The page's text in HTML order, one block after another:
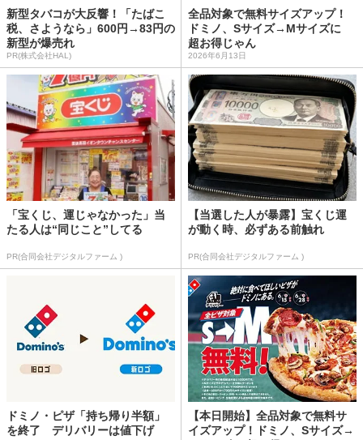
新型タバコが大反響！「たばこ
税、さようなら」600円→83円の
新型が爆売れ
PR(株式会社HAL)
全品対象で無料サイズアップ！
ドミノ、Sサイズ→Mサイズに
超お得じゃん
2026年6月13日
「宝くじ、運じゃなかった」当
たる人は“同じこと”してる
PR(合同会社デジタルファーム )
【当選した人が暴露】宝くじ運
が動く時、必ずある前触れ
PR(合同会社デジタルファーム )
ドミノ・ピザ「持ち帰り半額」
を終了 デリバリーは値下げ
【本日開始】全品対象で無料サ
イズアップ！ドミノ、Sサイズ→